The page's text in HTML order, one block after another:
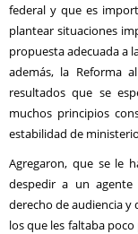
federal y que es
plantear situaciones
propuesta adecuada a
además, la Reforma
resultados que se
muchos principios
estabilidad de
Agregaron, que se le
despedir a un
derecho de audiencia y
los que les faltaba